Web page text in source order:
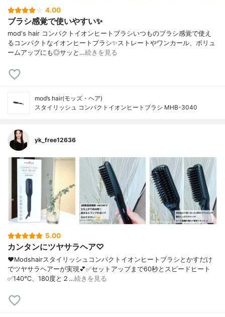
4.00
ブラシ感覚で使いやすい✨
mod's hair コンパクトイオンヒートブラシいつものブラシ感覚で使え
るコンパクトなイオンヒートブラシ✨ストレートやワンカール、ボリュ
ームアップにも◎サッと…続きを見る
mod’s hair(モッズ・ヘア)
スタイリッシュ コンパクトイオンヒートブラシ MHB-3040
yk_free12636
5.00
カンタンにツヤサラヘア♡
❤︎Modshairスタイリッシュコンパクトイオンヒートブラシとかすだけ
でツヤサラヘアーが実現💕✅セットアップまで60秒とスピードヒート
✅140℃、180度と２…続きを見る